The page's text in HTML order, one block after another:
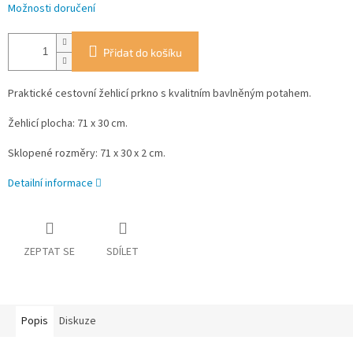
Možnosti doručení
Přidat do košíku
Praktické cestovní žehlicí prkno s kvalitním bavlněným potahem.
Žehlicí plocha: 71 x 30 cm.
Sklopené rozměry: 71 x 30 x 2 cm.
Detailní informace
ZEPTAT SE SDÍLET
Popis Diskuze